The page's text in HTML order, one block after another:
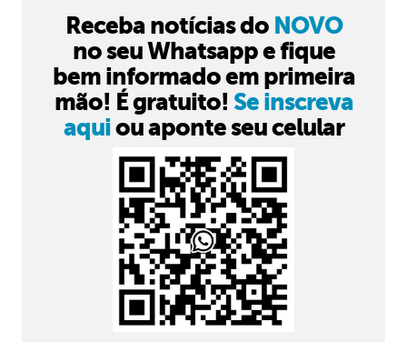
Receba notícias do NOVO
no seu Whatsapp e fique
bem informado em primeira
mão! É gratuito! Se inscreva
aquiou aponte seu celular